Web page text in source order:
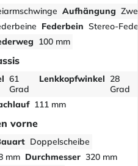
Aufhängung
Federbein Stereo-
100 mm
61
Grad
Lenkkopfwinkel 28
Grad
111 mm
vorne
Doppelscheibe
mm Durchmesser 320 mm